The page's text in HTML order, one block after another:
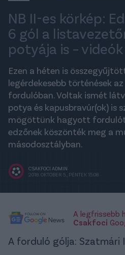
NB II-es körkép:
6 gól a
potyája is – videók
Ezen a héten is
legérdekesebb történések
fordulóban. Voltak ismét
potya és kapusbravúr(ok) is
mögöttünk hagyott
edzőnek köszönték meg a
másodosztályban.
CSAKFOCI ADMIN
2018. OKTÓBER 5., PÉNTEK 15:08
A legfrissebb
Csakfoci
A forduló gólja: Szatmári